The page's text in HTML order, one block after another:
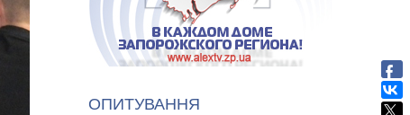
ОПИТУВАННЯ